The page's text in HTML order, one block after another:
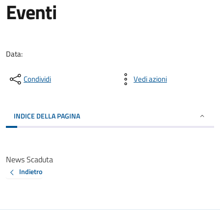
Eventi
Data:
Condividi Vedi azioni
INDICE DELLA PAGINA
News Scaduta
Indietro